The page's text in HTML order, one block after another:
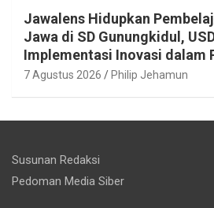
Jawalens Hidupkan
Jawa di SD Gunungkidul,
Implementasi Inovasi dalam
7 Agustus 2026 Philip Jehamun
Susunan Redaksi
Pedoman Media Siber